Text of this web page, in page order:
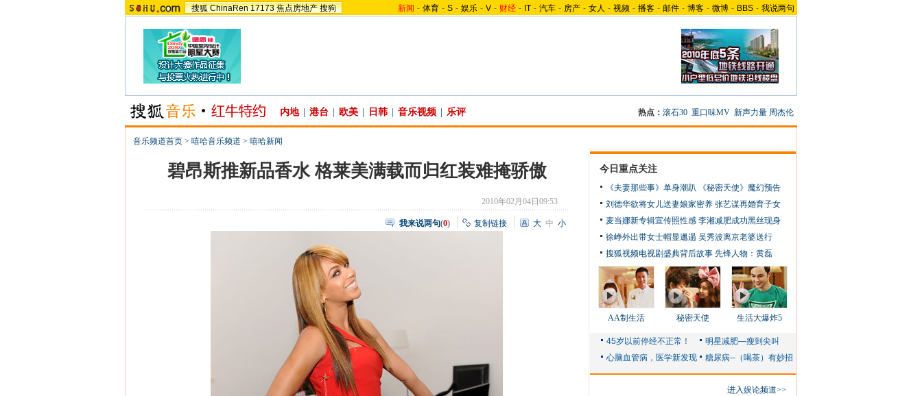
搜狐 ChinaRen 17173 焦点房地产 搜狗 新闻 - 体育 - S - 娱乐 - V - 财经 - IT - 汽车 - 房产 - 女人 - 视频 - 播客 - 邮件 - 博客 - 微博 - BBS - 我说两句
内地 港台 欧美 日韩 音乐视频 乐评 热点： 滚石30 重口味MV 新声力量 周杰伦
音乐频道首页 > 嘻哈音乐频道 > 嘻哈新闻
碧昂斯推新品香水 格莱美满载而归红装难掩骄傲
2010年02月04日09:53
我来说两句(0) 复制链接 大 中 小
今日重点关注
《夫妻那些事》单身潮趴
《秘密天使》魔幻预告
刘德华欲将女儿送妻娘家密养 张艺谋再婚育子女
麦当娜新专辑宣传照性感 李湘减肥成功黑丝现身
徐峥外出带女士帽显邋遢 吴秀波离京老婆送行
搜狐视频电视剧盛典背后故事 先锋人物：黄磊
AA制生活 秘密天使 生活大爆炸5
进入娱论频道>>